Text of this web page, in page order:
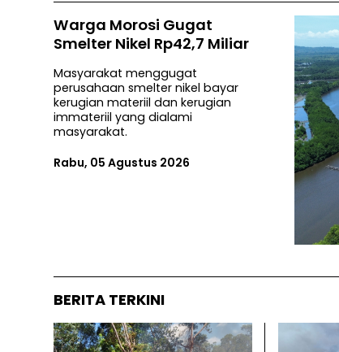
Warga Morosi Gugat
Smelter Nikel Rp42,7 Miliar
Masyarakat menggugat
perusahaan smelter nikel bayar
kerugian materiil dan kerugian
immateriil yang dialami
masyarakat.
Rabu, 05 Agustus 2026
BERITA TERKINI